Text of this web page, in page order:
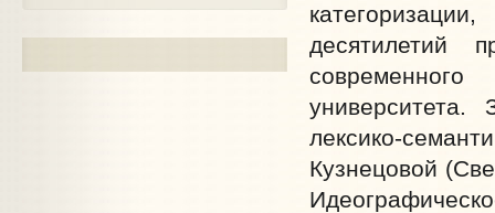
десятилетий
лексико-
Кузнецовой